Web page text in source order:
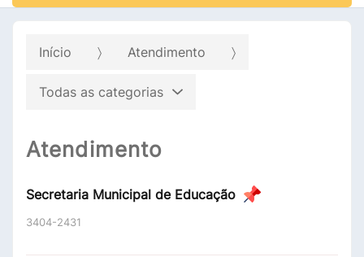
Início Atendimento
Todas as categorias
Atendimento
Secretaria Municipal de Educação
3404-2431